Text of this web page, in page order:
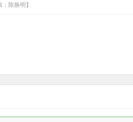
陈焕明】